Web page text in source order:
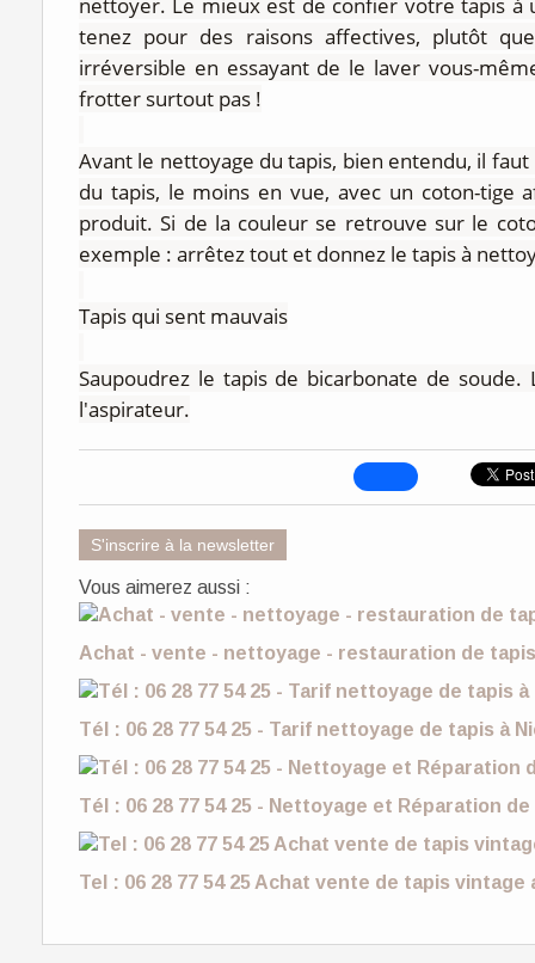
tenez pour des raisons affectives, plutôt
irréversible en essayant de le laver vous-
frotter surtout pas !
Avant le nettoyage du tapis, bien entendu, il
du tapis, le moins en vue, avec un coton-
produit. Si de la couleur se retrouve sur le
exemple : arrêtez tout et donnez le tapis à
Tapis qui sent mauvais
Saupoudrez le tapis de bicarbonate de
l'aspirateur.
S'inscrire à la newsletter
Vous aimerez aussi :
Achat - vente - nettoyage - restauration de tapis
Tél : 06 28 77 54 25 - Tarif nettoyage de tapis à
Tél : 06 28 77 54 25 - Nettoyage et Réparation
Tel : 06 28 77 54 25 Achat vente de tapis vintage